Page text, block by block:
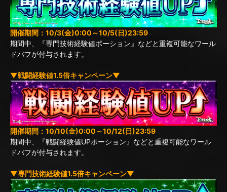
開催期間：10/3(金)0:00～10/5(日)23:59
期間中、『専門技術経験値ポーション』などと重複可能なワール
ドバフが付与されます。
▼戦闘経験値1.5倍キャンペーン▼
開催期間：10/10(金)0:00～10/12(日)23:59
期間中、『戦闘経験値UPポーション』などと重複可能なワール
ドバフが付与されます。
▼専門技術経験値1.5倍キャンペーン▼